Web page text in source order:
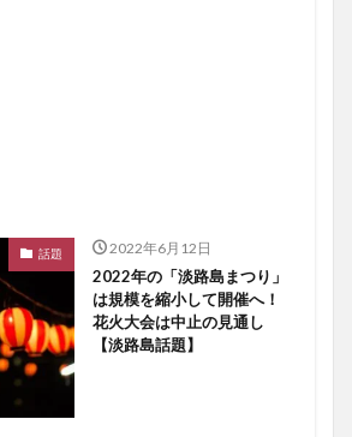
話題 2022年6月12日
2022年の「淡路島まつり」
は規模を縮小して開催へ！
花火大会は中止の見通し
【淡路島話題】